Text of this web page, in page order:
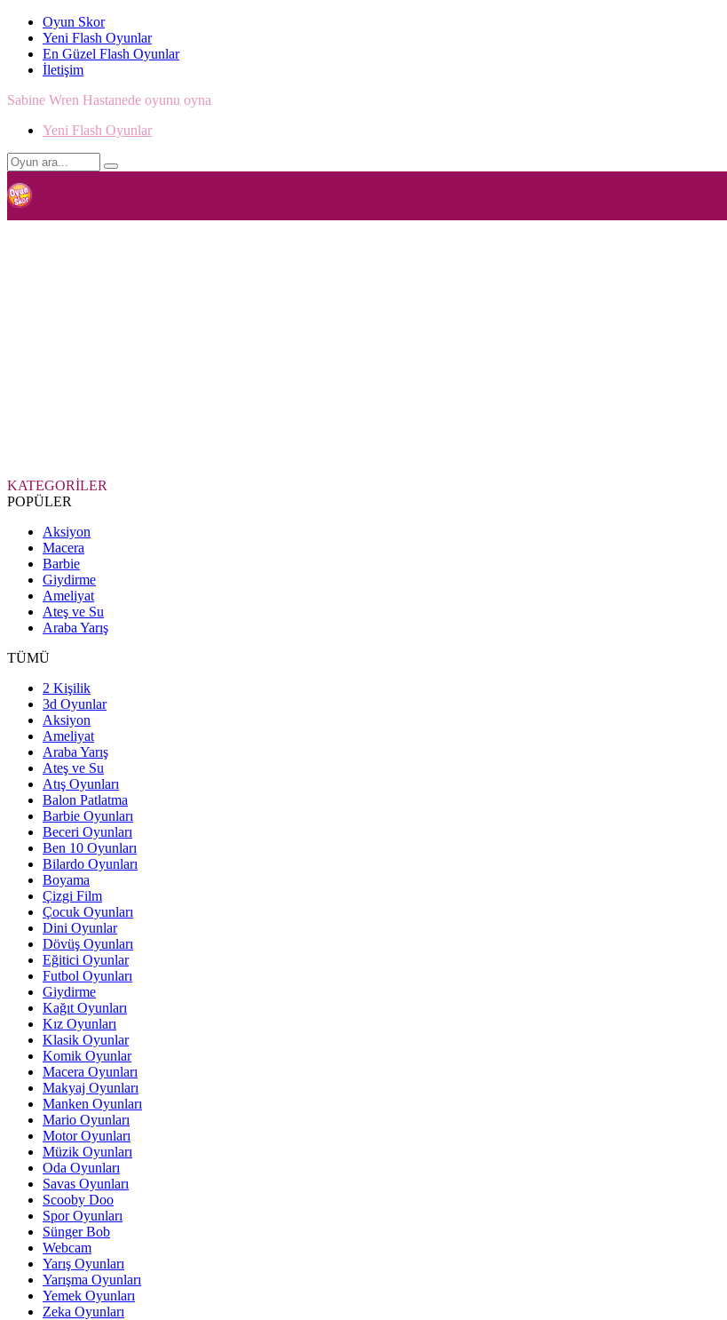
Oyun Skor
Yeni Flash Oyunlar
En Güzel Flash Oyunlar
İletişim
Sabine Wren Hastanede oyunu oyna
Yeni Flash Oyunlar
KATEGORİLER
POPÜLER
Aksiyon
Macera
Barbie
Giydirme
Ameliyat
Ateş ve Su
Araba Yarış
TÜMÜ
2 Kişilik
3d Oyunlar
Aksiyon
Ameliyat
Araba Yarış
Ateş ve Su
Atış Oyunları
Balon Patlatma
Barbie Oyunları
Beceri Oyunları
Ben 10 Oyunları
Bilardo Oyunları
Boyama
Çizgi Film
Çocuk Oyunları
Dini Oyunlar
Dövüş Oyunları
Eğitici Oyunlar
Futbol Oyunları
Giydirme
Kağıt Oyunları
Kız Oyunları
Klasik Oyunlar
Komik Oyunlar
Macera Oyunları
Makyaj Oyunları
Manken Oyunları
Mario Oyunları
Motor Oyunları
Müzik Oyunları
Oda Oyunları
Savas Oyunları
Scooby Doo
Spor Oyunları
Sünger Bob
Webcam
Yarış Oyunları
Yarışma Oyunları
Yemek Oyunları
Zeka Oyunları